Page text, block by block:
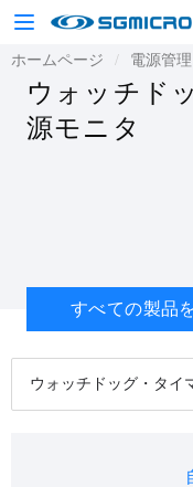
ホームページ 電源管理
ウォッチド
源モニタ
すべての製品
ウォッチドッグ・タイ